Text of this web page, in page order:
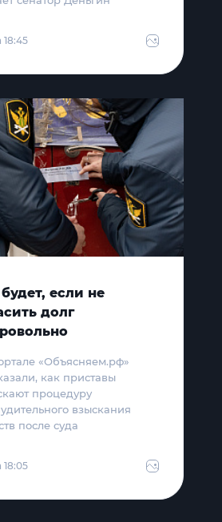
18:45
если не
долг
«Объясняем.рф»
как приставы
процедуру
взыскания
после суда
18:05